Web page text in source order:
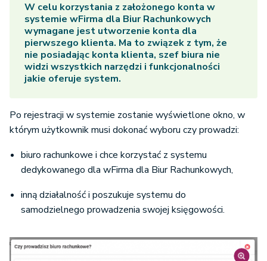
W celu korzystania z założonego konta w
systemie wFirma dla Biur Rachunkowych
wymagane jest utworzenie konta dla
pierwszego klienta. Ma to związek z tym, że
nie posiadając konta klienta, szef biura nie
widzi wszystkich narzędzi i funkcjonalności
jakie oferuje system.
Po rejestracji w systemie zostanie wyświetlone okno, w
którym użytkownik musi dokonać wyboru czy prowadzi:
biuro rachunkowe i chce korzystać z systemu
dedykowanego dla wFirma dla Biur Rachunkowych,
inną działalność i poszukuje systemu do
samodzielnego prowadzenia swojej księgowości.